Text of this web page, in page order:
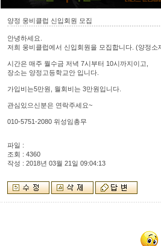
양정 웅비클럽 신입회원 모집
안녕하세요.
저희 웅비클럽에서 신입회원을 모집합니다. (양정소
시간은 매주 월수금 저녁 7시부터 10시까지이고,
장소는 양정고등학교안 입니다.
가입비는5만원, 월회비는 3만원입니다.
관심있으신분은 연락주세요~
010-5751-2080 위성임총무
파일 :
조회 : 4360
작성 : 2018년 03월 21일 09:04:13